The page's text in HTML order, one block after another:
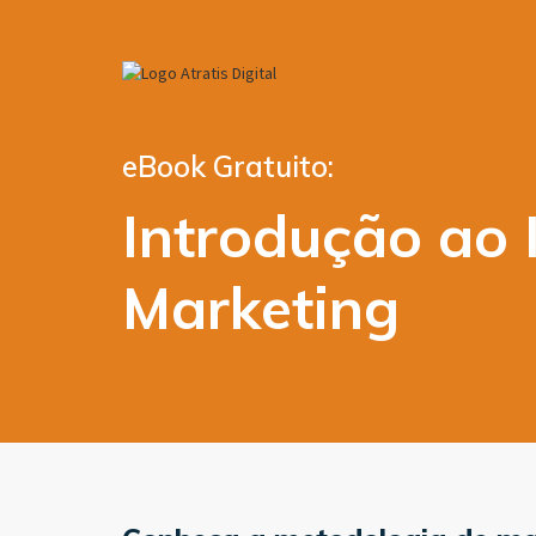
eBook Gratuito:
Introdução ao
Marketing